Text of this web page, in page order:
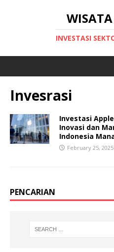
INVESTASI
Invesrasi
Investasi
Inovasi dan
Indonesia
February 25, 2025
PENCARIAN